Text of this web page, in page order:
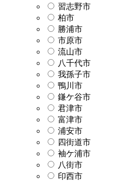
習志野市
柏市
勝浦市
市原市
流山市
八千代市
我孫子市
鴨川市
鎌ケ谷市
君津市
富津市
浦安市
四街道市
袖ケ浦市
八街市
印西市